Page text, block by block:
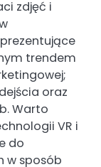
zdjęć i
trendem
oraz
Warto
VR i
do
w sposób